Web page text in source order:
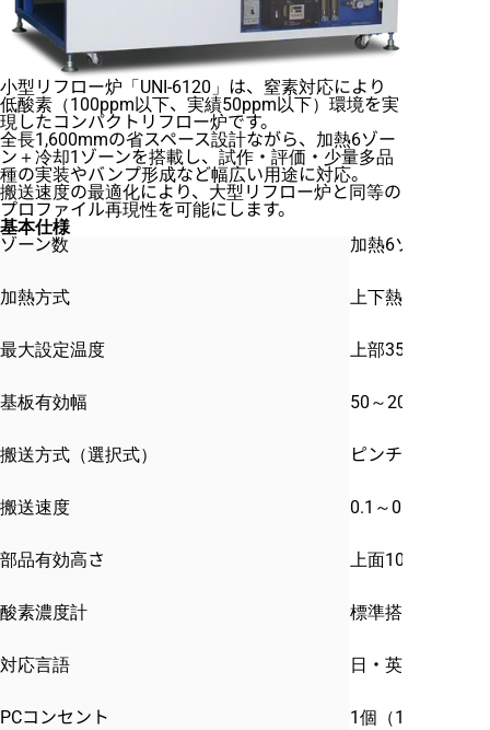
小型リフロー炉「UNI-6120」は、窒素対応により
低酸素（100ppm以下、実績50ppm以下）環境を実
現したコンパクトリフロー炉です。
全長1,600mmの省スペース設計ながら、加熱6ゾー
ン＋冷却1ゾーンを搭載し、試作・評価・少量多品
種の実装やバンプ形成など幅広い用途に対応。
搬送速度の最適化により、大型リフロー炉と同等の
プロファイル再現性を可能にします。
基本仕様
ゾーン数
加熱6ゾーン / 冷
加熱方式 上下熱風＋遠赤
最大設定温度 上部350℃ / 下部
基板有効幅 50～200mm
搬送方式（選択式） ピンチェーン搬
搬送速度 0.1～0.5m/min
部品有効高さ 上面10mm / 下
酸素濃度計 標準搭載
対応言語 日・英・中・韓
PCコンセント 1個（100V）